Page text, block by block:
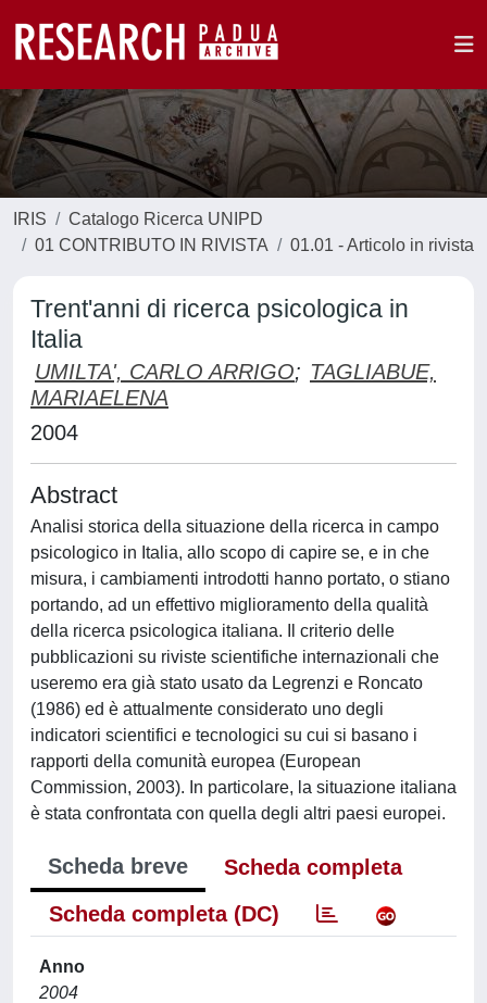
IRIS
Catalogo Ricerca UNIPD
01 CONTRIBUTO IN RIVISTA
01.01 - Articolo in rivista
Trent'anni di ricerca psicologica in
Italia
UMILTA', CARLO ARRIGO; TAGLIABUE,
MARIAELENA
2004
Abstract
Analisi storica della situazione della ricerca in campo
psicologico in Italia, allo scopo di capire se, e in che
misura, i cambiamenti introdotti hanno portato, o stiano
portando, ad un effettivo miglioramento della qualità
della ricerca psicologica italiana. Il criterio delle
pubblicazioni su riviste scientifiche internazionali che
useremo era già stato usato da Legrenzi e Roncato
(1986) ed è attualmente considerato uno degli
indicatori scientifici e tecnologici su cui si basano i
rapporti della comunità europea (European
Commission, 2003). In particolare, la situazione italiana
è stata confrontata con quella degli altri paesi europei.
Scheda breve
Scheda completa
Scheda completa (DC)
Anno
2004